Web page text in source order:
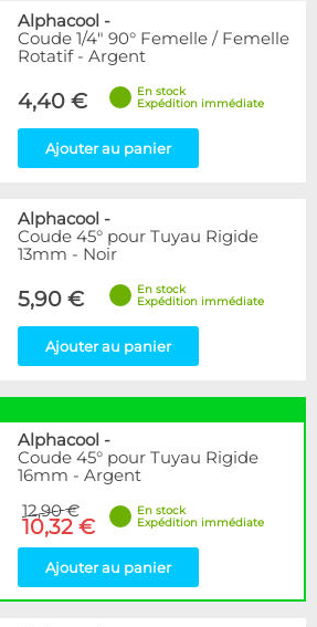
Alphacool -
Coude 1/4" 90° Femelle / Femelle
Rotatif - Argent
4,40 €
En stock
Expédition immédiate
Ajouter au panier
Alphacool -
Coude 45° pour Tuyau Rigide
13mm - Noir
5,90 €
En stock
Expédition immédiate
Ajouter au panier
Alphacool -
Coude 45° pour Tuyau Rigide
16mm - Argent
12,90 €
10,32 €
En stock
Expédition immédiate
Ajouter au panier